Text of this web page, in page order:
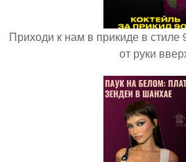
Приходи к нам в прикиде в стиле
от руки